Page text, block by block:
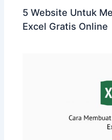
5 Website Untuk
Excel Gratis Online